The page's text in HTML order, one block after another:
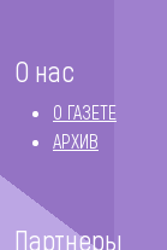
О нас
О ГАЗЕТЕ
АРХИВ
Партнеры